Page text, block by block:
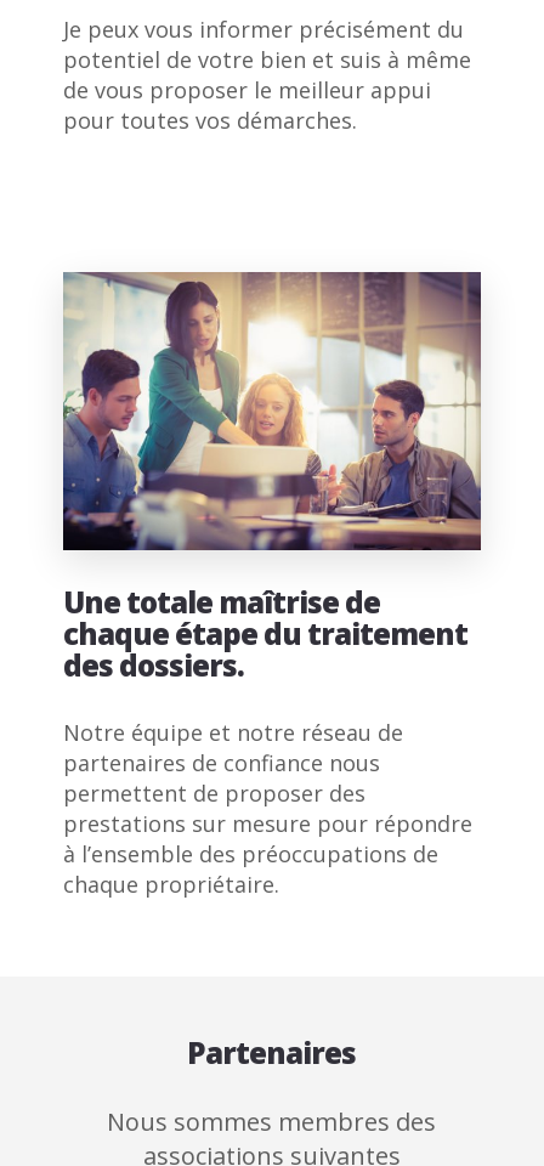
Je peux vous informer précisément du
potentiel de votre bien et suis à même
de vous proposer le meilleur appui
pour toutes vos démarches.
Une totale maîtrise de
chaque étape du traitement
des dossiers.
Notre équipe et notre réseau de
partenaires de confiance nous
permettent de proposer des
prestations sur mesure pour répondre
à l’ensemble des préoccupations de
chaque propriétaire.
Partenaires
Nous sommes membres des
associations suivantes